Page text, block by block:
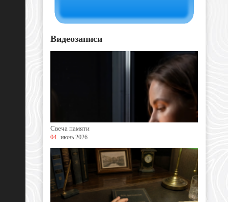
Видеозаписи
Свеча памяти
04 июнь 2026